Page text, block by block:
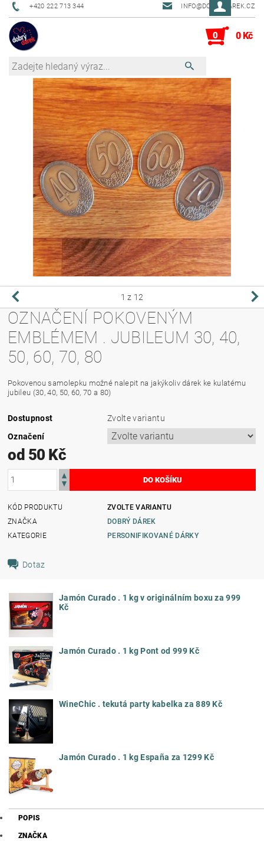
+420 222 713 344 INFO@DOBRYDAREK.CZ
0 0 Kč
1 z 12
OZNAČENÍ POKOVENÝM
EMBLÉMEM . JUBILEUM 30, 40,
50, 60, 70, 80
Pokovenou samolepku možné nalepit na jakýkoliv dárek ke kulatému
jubileu (30, 40, 50, 60, 70 a 80)
Dostupnost
Zvolte variantu
Označení
od 50 Kč
KÓD PRODUKTU
ZVOLTE VARIANTU
ZNAČKA
DOBRÝ DÁREK
KATEGORIE
PERSONIFIKOVANÉ DÁRKY
Dotaz
Jamón Curado . 1 kg v originálním boxu za 999
Kč
Jamón Curado . 1 kg Pont od 999 Kč
WineChic . tekutá party kabelka za 889 Kč
Jamón Curado . 1 kg España za 1299 Kč
POPIS
ZNAČKA